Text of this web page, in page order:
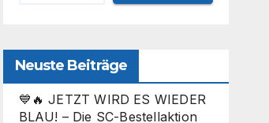
Neuste Beiträge
💙🔥 JETZT WIRD ES WIEDER
BLAU! – Die SC-Bestellaktion